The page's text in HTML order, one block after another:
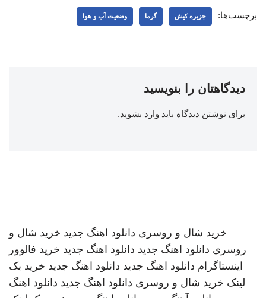
برچسب‌ها: جزیره کیش گرما وضعیت آب و هوا
دیدگاهتان را بنویسید
برای نوشتن دیدگاه باید وارد بشوید.
خرید شال و روسری دانلود اهنگ جدید خرید شال و
روسری دانلود اهنگ جدید دانلود اهنگ جدید خرید فالوور
اینستاگرام دانلود اهنگ جدید دانلود اهنگ جدید خرید بک
لینک خرید شال و روسری دانلود اهنگ جدید دانلود اهنگ